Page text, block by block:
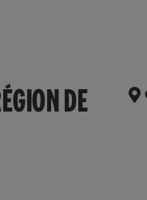
DE